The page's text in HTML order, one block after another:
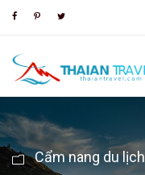
Cẩm nang du lịch